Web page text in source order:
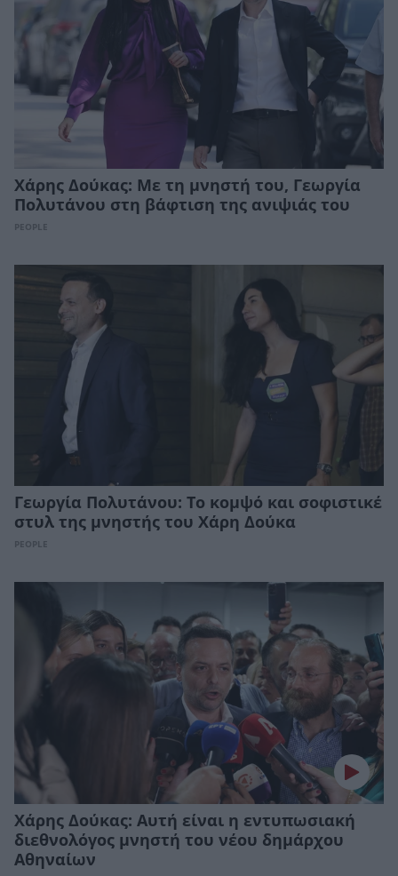
Χάρης Δούκας: Με τη μνηστή του, Γεωργία
Πολυτάνου στη βάφτιση της ανιψιάς του
PEOPLE
Γεωργία Πολυτάνου: Το κομψό και σοφιστικέ
στυλ της μνηστής του Χάρη Δούκα
PEOPLE
Χάρης Δούκας: Αυτή είναι η εντυπωσιακή
διεθνολόγος μνηστή του νέου δημάρχου
Αθηναίων